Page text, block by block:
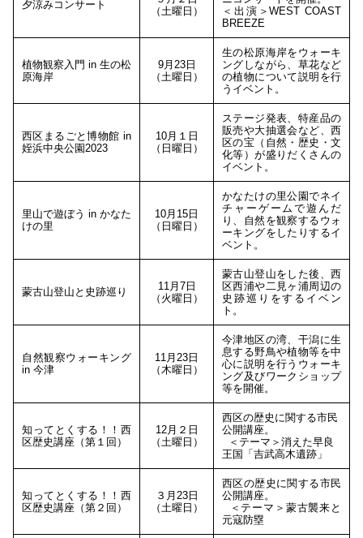
夕涼みコンサート
（土曜日）
＜出演＞WEST COAST
BREEZE
植物観察入門 in 生の松
原海岸
9月23日
（土曜日）
生の松原海岸をウォーキ
ングしながら、草花など
の植物について説明を行
うイベント。
西区まるごと博物館 in
姪浜中央公園2023
10月１日
（日曜日）
ステージ発表、特産品の
販売や大抽選会など、西
区の宝（自然・歴史・文
化等）が盛りだくさんの
イベント。
里山で遊ぼう in かなた
けの里
10月15日
（日曜日）
かなたけの里公園でネイ
チャーゲームで遊んだ
り、自然を観察するウォ
ーキングをしたりするイ
ベント。
蒙古山登山と史跡巡り
11月7日
（火曜日）
蒙古山登山をした後、西
区西浦や二見ヶ浦周辺の
史跡巡りをするイベン
ト。
自然観察ウォーキング
in 今津
11月23日
（木曜日）
今津地区の湾、干潟に生
息する野鳥や植物等を中
心に説明を行うウォーキ
ング及びワークショップ
等を開催。
知ってとくする！！西
区歴史講座（第１回）
12月２日
（土曜日）
西区の歴史に関する市民
公開講座。
＜テーマ＞消えた早良
王国「吉武高木遺跡」
知ってとくする！！西
区歴史講座（第２回）
３月23日
（土曜日）
西区の歴史に関する市民
公開講座。
＜テーマ＞蒙古襲来と
元寇防塁